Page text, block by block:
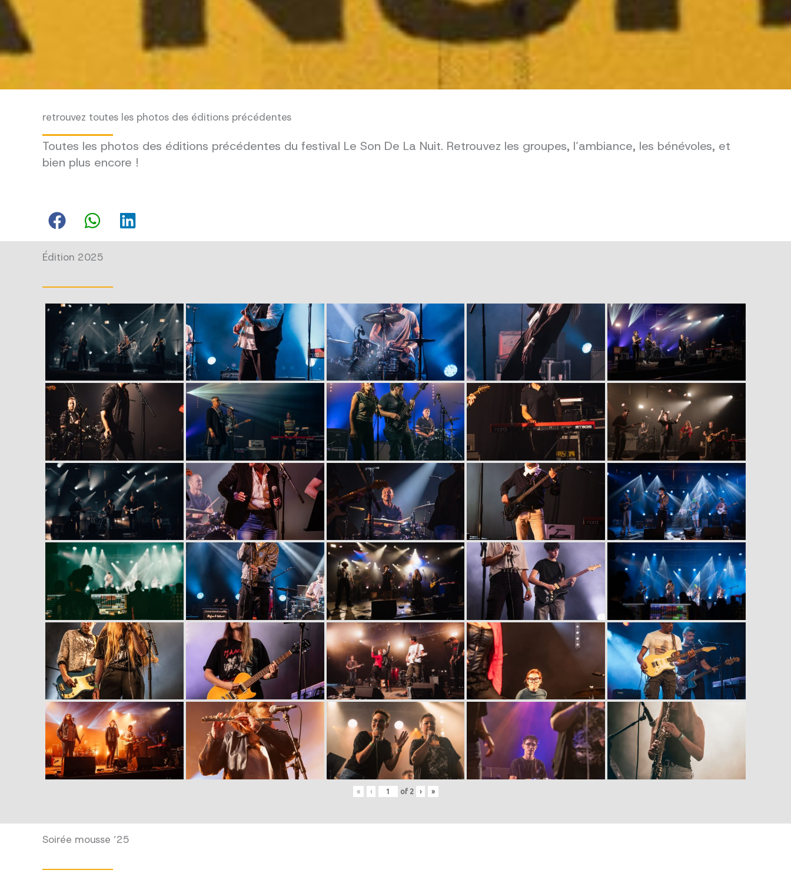
retrouvez toutes les photos des éditions précédentes
Toutes les photos des éditions précédentes du festival Le Son De La Nuit. Retrouvez les groupes, l’ambiance, les bénévoles, et
bien plus encore !
Édition 2025
« ‹ of 2 › »
Soirée mousse ’25